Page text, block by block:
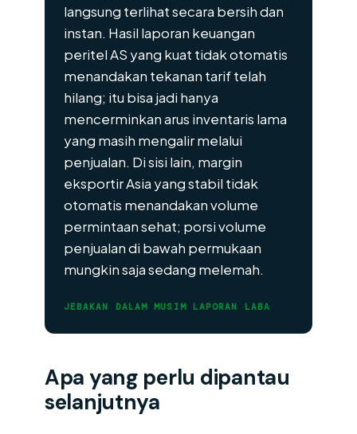
langsung terlihat secara bersih dan
instan. Hasil laporan keuangan
peritel AS yang kuat tidak otomatis
menandakan tekanan tarif telah
hilang; itu bisa jadi hanya
mencerminkan arus inventaris lama
yang masih mengalir melalui
penjualan. Di sisi lain, margin
eksportir Asia yang stabil tidak
otomatis menandakan volume
permintaan sehat; porsi volume
penjualan di bawah permukaan
mungkin saja sedang melemah.
JEBAKAN DALAM MUSIM LAPORAN LABA
Apa yang perlu dipantau
selanjutnya